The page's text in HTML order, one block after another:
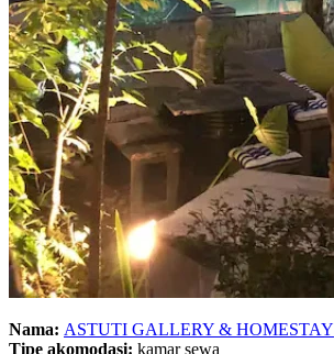
Nama: ASTUTI GALLERY & HOMESTAY
Tipe akomodasi: kamar sewa